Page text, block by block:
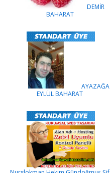
DEMİR
BAHARAT
AYAZAĞA
EYLÜL BAHARAT